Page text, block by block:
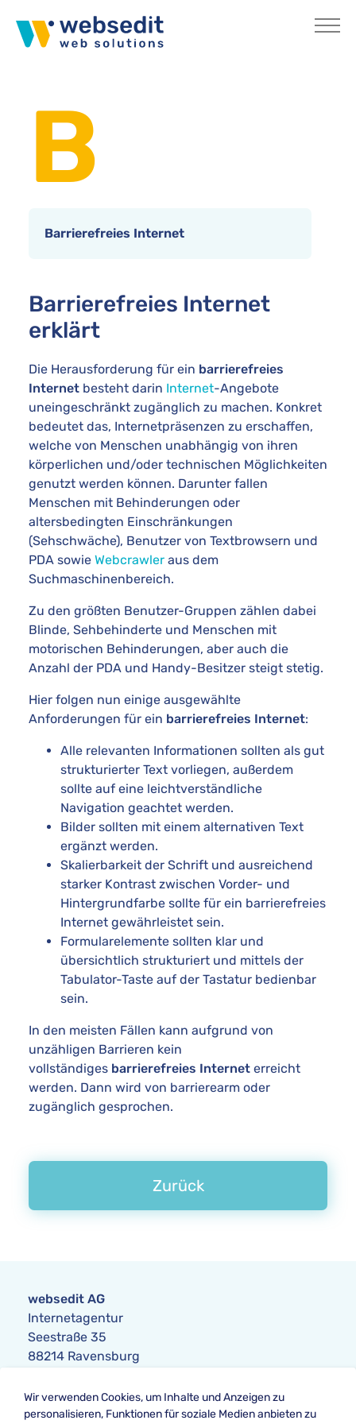
Home Internetlexikon
B
Barrierefreies Internet
Barrierefreies Internet
erklärt
Die Herausforderung für ein barrierefreies
Internet besteht darin Internet-Angebote
uneingeschränkt zugänglich zu machen. Konkret
bedeutet das, Internetpräsenzen zu erschaffen,
welche von Menschen unabhängig von ihren
körperlichen und/oder technischen Möglichkeiten
genutzt werden können. Darunter fallen
Menschen mit Behinderungen oder
altersbedingten Einschränkungen
(Sehschwäche), Benutzer von Textbrowsern und
PDA sowie Webcrawler aus dem
Suchmaschinenbereich.
Zu den größten Benutzer-Gruppen zählen dabei
Blinde, Sehbehinderte und Menschen mit
motorischen Behinderungen, aber auch die
Anzahl der PDA und Handy-Besitzer steigt stetig.
Hier folgen nun einige ausgewählte
Anforderungen für ein barrierefreies Internet:
Alle relevanten Informationen sollten als gut
strukturierter Text vorliegen, außerdem
sollte auf eine leichtverständliche
Navigation geachtet werden.
Bilder sollten mit einem alternativen Text
ergänzt werden.
Skalierbarkeit der Schrift und ausreichend
starker Kontrast zwischen Vorder- und
Hintergrundfarbe sollte für ein barrierefreies
Internet gewährleistet sein.
Formularelemente sollten klar und
übersichtlich strukturiert und mittels der
Tabulator-Taste auf der Tastatur bedienbar
sein.
In den meisten Fällen kann aufgrund von
unzähligen Barrieren kein
vollständiges barrierefreies Internet erreicht
werden. Dann wird von barrierearm oder
zugänglich gesprochen.
Zurück
websedit AG
Internetagentur
Seestraße 35
88214 Ravensburg
Telefon:+49 751 354104-0
Wir verwenden Cookies, um Inhalte und Anzeigen zu
personalisieren, Funktionen für soziale Medien anbieten zu